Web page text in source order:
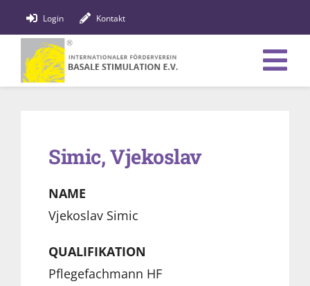
Inhalt
springen
Login Kontakt
Förderung
Simic, Vjekoslav
NAME
Vjekoslav Simic
QUALIFIKATION
Pflegefachmann HF